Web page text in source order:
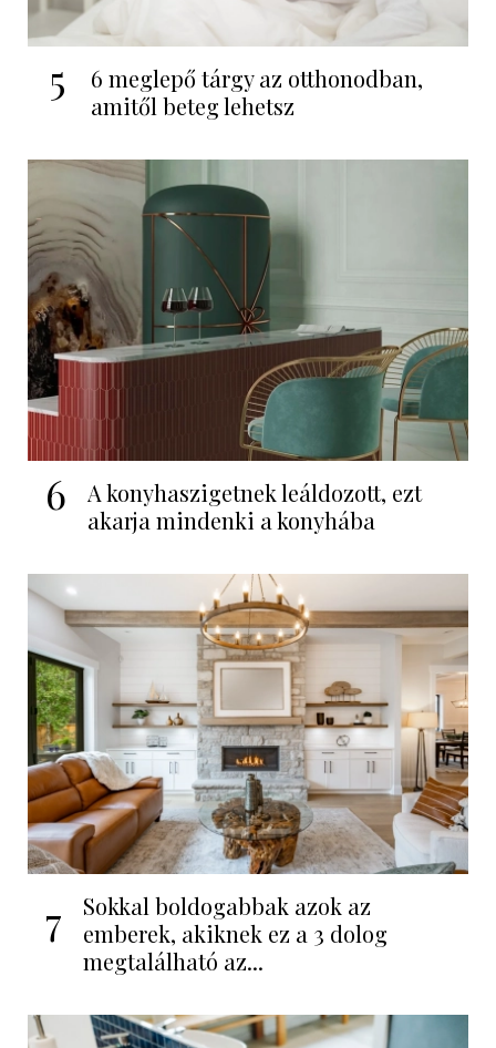
5
6 meglepő tárgy az otthonodban,
amitől beteg lehetsz
6
A konyhaszigetnek leáldozott, ezt
akarja mindenki a konyhába
7
Sokkal boldogabbak azok az
emberek, akiknek ez a 3 dolog
megtalálható az...